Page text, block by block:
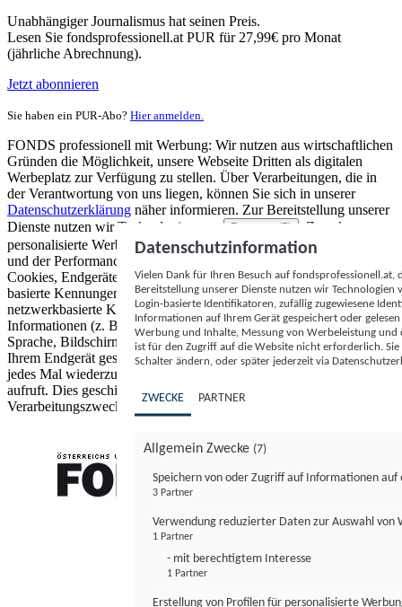
Unabhängiger Journalismus hat seinen Preis.
Lesen Sie fondsprofessionell.at PUR für 27,99€ pro Monat
(jährliche Abrechnung).
Jetzt abonnieren
Sie haben ein PUR-Abo? Hier anmelden.
FONDS professionell mit Werbung: Wir nutzen aus wirtschaftlichen
Gründen die Möglichkeit, unsere Webseite Dritten als digitalen
Werbeplatz zur Verfügung zu stellen. Über Verarbeitungen, die in
der Verantwortung von uns liegen, können Sie sich in unserer
Datenschutzerklärung näher informieren. Zur Bereitstellung unserer
Dienste nutzen wir Technologien von
Partnern (5)
. Zwecke:
personalisierte Werbung und Inhalte, Messung von Werbeleistung
und der Performance von Inhalten sowie Zielgruppenforschung.
Cookies, Endgeräte- oder ähnliche Online-Kennungen (z. B. login-
basierte Kennungen, zufällig generierte Kennungen,
netzwerkbasierte Kennungen) können zusammen mit anderen
Informationen (z. B. Browsertyp und Browserinformationen,
Sprache, Bildschirmgröße, unterstützte Technologien usw.) auf
Ihrem Endgerät gespeichert oder von dort ausgelesen werden, um es
jedes Mal wiederzuerkennen, wenn es eine App oder einer Webseite
aufruft. Dies geschieht für einen oder mehrere der hier aufgeführten
Verarbeitungszwecke.
Datenschutzinformation
Vielen Dank für Ihren Besuch auf
Bereitstellung unserer Dienste nutzen wir Technologien
Login-basierte Identifikatoren, zufällig zugewiesene
Informationen auf Ihrem Gerät gespeichert oder
Werbung und Inhalte, Messung von Werbeleistung
ist für den Zugriff auf die Website nicht erforderlich.
Schalter ändern, oder später jederzeit via
ZWECKE PARTNER
Allgemein Zwecke (7)
Speichern von oder Zugriff auf Informationen auf
3 Partner
Verwendung reduzierter Daten zur Auswahl von
1 Partner
- mit berechtigtem Interesse
1 Partner
Erstellung von Profilen für personalisierte
FONDS professionell